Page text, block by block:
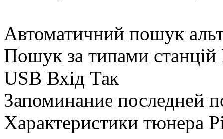
Автоматичний пошук
Пошук за типами
USB Вхід Так
Запоминание последней
Характеристики тюнера